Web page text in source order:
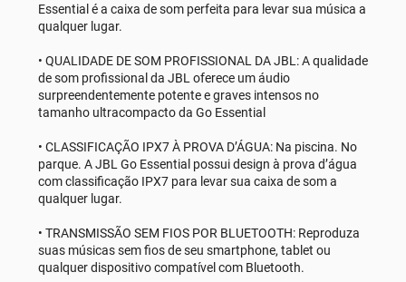
Essential é a caixa de som perfeita para levar sua música a
qualquer lugar.
• QUALIDADE DE SOM PROFISSIONAL DA JBL: A qualidade
de som profissional da JBL oferece um áudio
surpreendentemente potente e graves intensos no
tamanho ultracompacto da Go Essential
• CLASSIFICAÇÃO IPX7 À PROVA D’ÁGUA: Na piscina. No
parque. A JBL Go Essential possui design à prova d’água
com classificação IPX7 para levar sua caixa de som a
qualquer lugar.
• TRANSMISSÃO SEM FIOS POR BLUETOOTH: Reproduza
suas músicas sem fios de seu smartphone, tablet ou
qualquer dispositivo compatível com Bluetooth.